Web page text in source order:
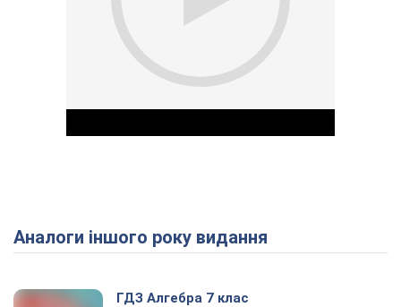
Play Video
Аналоги іншого року видання
ГДЗ Алгебра 7 клас